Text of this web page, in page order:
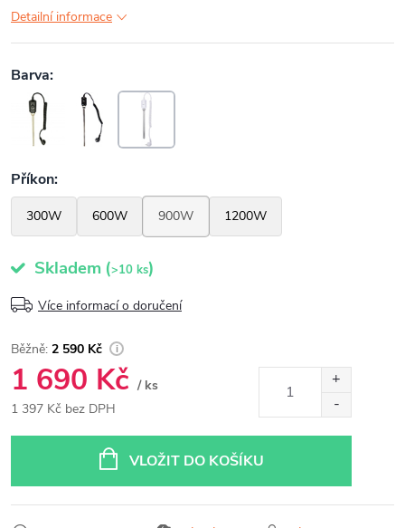
Detailní informace
Skladem (>10 ks)
Více informací o doručení
2 590 Kč
1 690 Kč / ks
1 397 Kč bez DPH
VLOŽIT DO KOŠÍKU